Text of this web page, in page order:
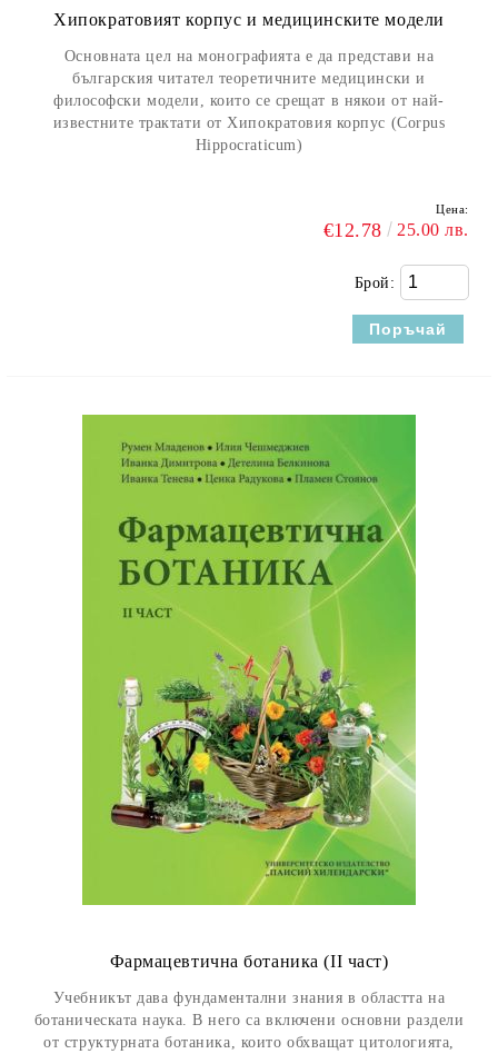
Хипократовият корпус и медицинските модели
Основната цел на монографията е да представи на
българския читател теоретичните медицински и
философски модели, които се срещат в някои от най-
известните трактати от Хипократовия корпус (Corpus
Hippocraticum)
Цена:
€12.78 25.00 лв.
Брой:
Фармацевтична ботаника (II част)
Учебникът дава фундаментални знания в областта на
ботаническата наука. В него са включени основни раздели
от структурната ботаника, които обхващат цитологията,